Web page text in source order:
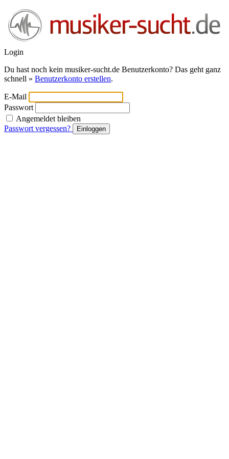
Login
Du hast noch kein musiker-sucht.de Benutzerkonto? Das geht ganz
schnell » Benutzerkonto erstellen.
E-Mail
Passwort
Angemeldet bleiben
Passwort vergessen?
Einloggen